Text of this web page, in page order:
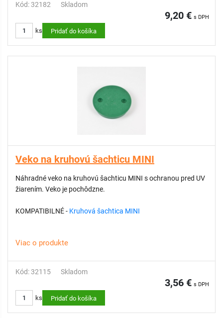
Odolná konštrukcia
Rýchla, bezproblémová a cenovo výhodná inštalácia
Kód: 32182 Skladom
9,20 € s DPH
ks Pridať do košíka
Veko na kruhovú šachticu MINI
Náhradné veko na kruhovú šachticu MINI s ochranou pred UV
žiarením. Veko je pochôdzne.
KOMPATIBILNÉ - Kruhová šachtica MINI
Viac o produkte
Kód: 32115 Skladom
3,56 € s DPH
ks Pridať do košíka